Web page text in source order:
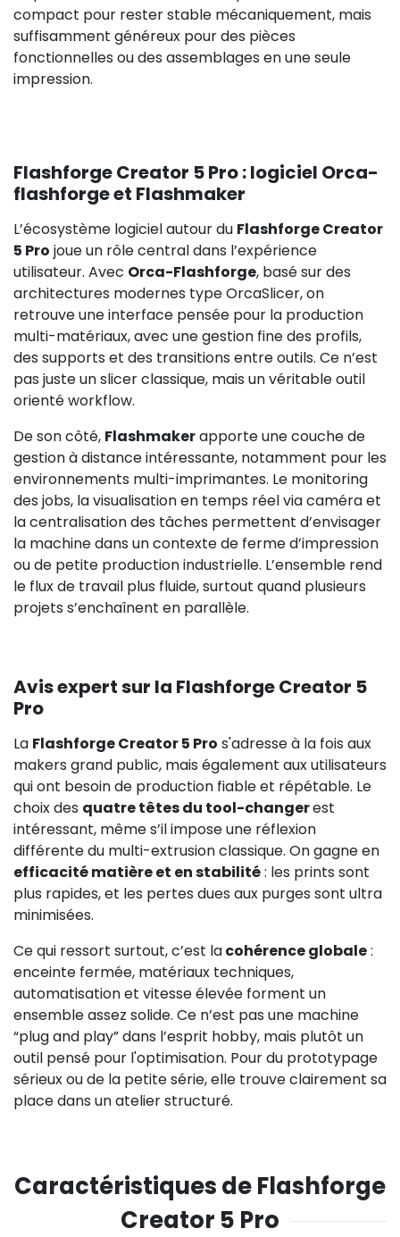
compact pour rester stable mécaniquement, mais
suffisamment généreux pour des pièces
fonctionnelles ou des assemblages en une seule
impression.
Flashforge Creator 5 Pro : logiciel Orca-
flashforge et Flashmaker
L’écosystème logiciel autour du Flashforge Creator
5 Pro joue un rôle central dans l’expérience
utilisateur. Avec Orca-Flashforge, basé sur des
architectures modernes type OrcaSlicer, on
retrouve une interface pensée pour la production
multi-matériaux, avec une gestion fine des profils,
des supports et des transitions entre outils. Ce n’est
pas juste un slicer classique, mais un véritable outil
orienté workflow.
De son côté, Flashmakerapporte une couche de
gestion à distance intéressante, notamment pour les
environnements multi-imprimantes. Le monitoring
des jobs, la visualisation en temps réel via caméra et
la centralisation des tâches permettent d’envisager
la machine dans un contexte de ferme d’impression
ou de petite production industrielle. L’ensemble rend
le flux de travail plus fluide, surtout quand plusieurs
projets s’enchaînent en parallèle.
Avis expert sur la Flashforge Creator 5
Pro
La Flashforge Creator 5 Pro s'adresse à la fois aux
makers grand public, mais également aux utilisateurs
qui ont besoin de production fiable et répétable. Le
choix des quatre têtes du tool-changerest
intéressant, même s’il impose une réflexion
différente du multi-extrusion classique. On gagne en
efficacité matière et en stabilité: les prints sont
plus rapides, et les pertes dues aux purges sont ultra
minimisées.
Ce qui ressort surtout, c’est lacohérence globale:
enceinte fermée, matériaux techniques,
automatisation et vitesse élevée forment un
ensemble assez solide. Ce n’est pas une machine
“plug and play” dans l’esprit hobby, mais plutôt un
outil pensé pour l'optimisation. Pour du prototypage
sérieux ou de la petite série, elle trouve clairement sa
place dans un atelier structuré.
Caractéristiques de Flashforge
Creator 5 Pro